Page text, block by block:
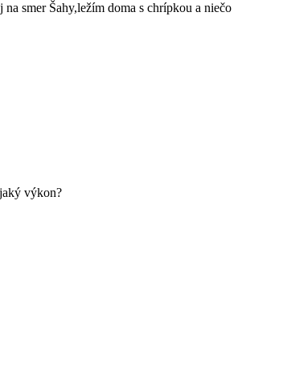
smer Šahy,ležím doma s chrípkou a niečo
výkon?